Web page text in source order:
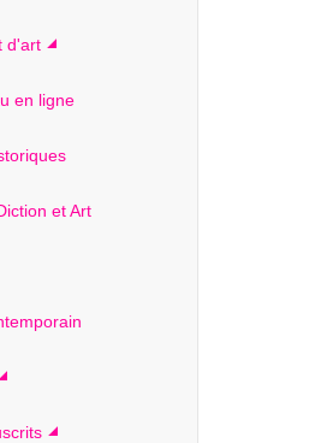
d'art
en ligne
et Art